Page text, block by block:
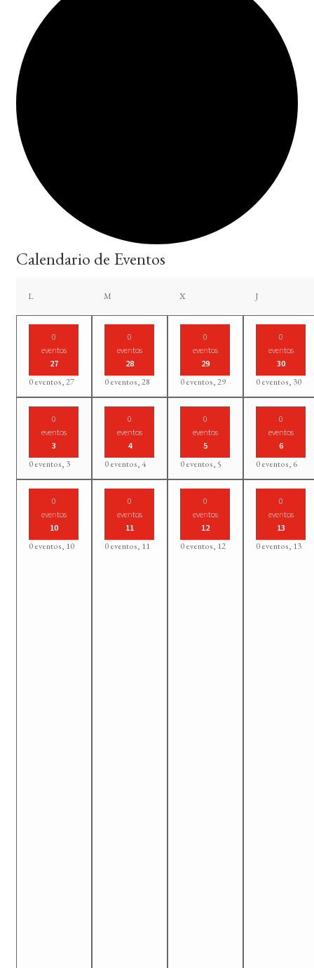
Calendario de Eventos
Llunes Mmartes Xmiércoles Jjueves
0
eventos
27
0 eventos,27
0
eventos
28
0 eventos,28
0
eventos
29
0 eventos,29
0
eventos
30
0 eventos, 30
0
eventos
3
0 eventos, 3
0
eventos
4
0 eventos, 4
0
eventos
5
0 eventos,5
0
eventos
6
0 eventos, 6
0
eventos
10
0 eventos, 10
0
eventos
11
0 eventos, 11
0
eventos
12
0 eventos, 12
0
eventos
13
0 eventos, 13